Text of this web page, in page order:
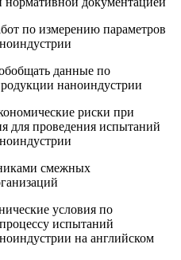
по измерению параметров
данные по
наноиндустрии
риски при
для проведения испытаний
смежных
условия по
испытаний
на английском